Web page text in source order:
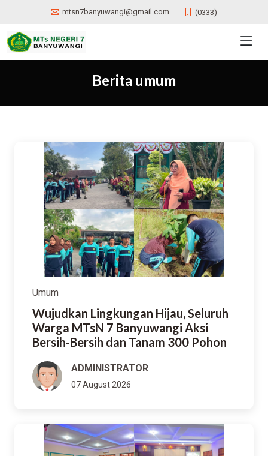
mtsn7banyuwangi@gmail.com (0333)
Berita umum
Umum
Wujudkan Lingkungan Hijau, Seluruh
Warga MTsN 7 Banyuwangi Aksi
Bersih-Bersih dan Tanam 300 Pohon
ADMINISTRATOR
07 August 2026